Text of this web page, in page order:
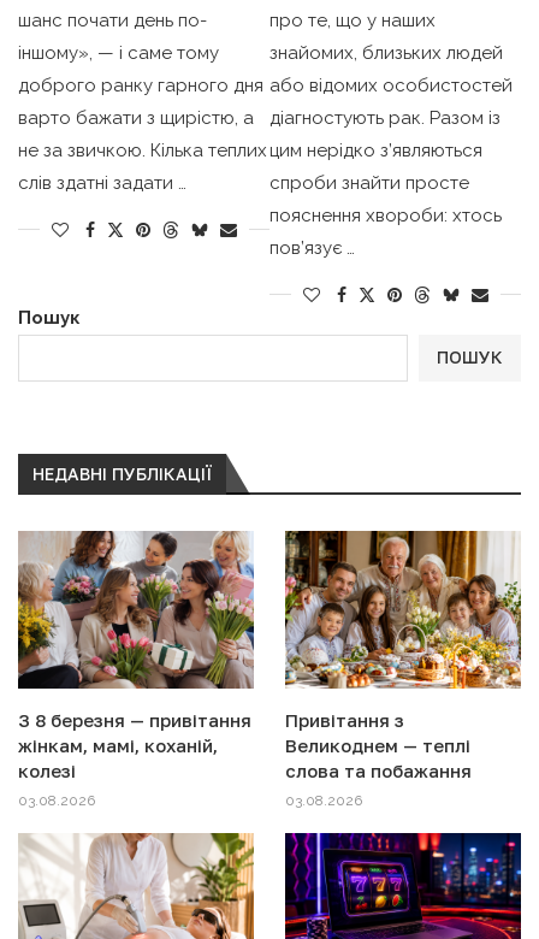
шанс почати день по-
іншому», — і саме тому
доброго ранку гарного дня
варто бажати з щирістю, а
не за звичкою. Кілька теплих
слів здатні задати …
про те, що у наших
знайомих, близьких людей
або відомих особистостей
діагностують рак. Разом із
цим нерідко з’являються
спроби знайти просте
пояснення хвороби: хтось
пов’язує …
Пошук
ПОШУК
НЕДАВНІ ПУБЛІКАЦІЇ
З 8 березня — привітання
жінкам, мамі, коханій,
колезі
03.08.2026
Привітання з
Великоднем — теплі
слова та побажання
03.08.2026